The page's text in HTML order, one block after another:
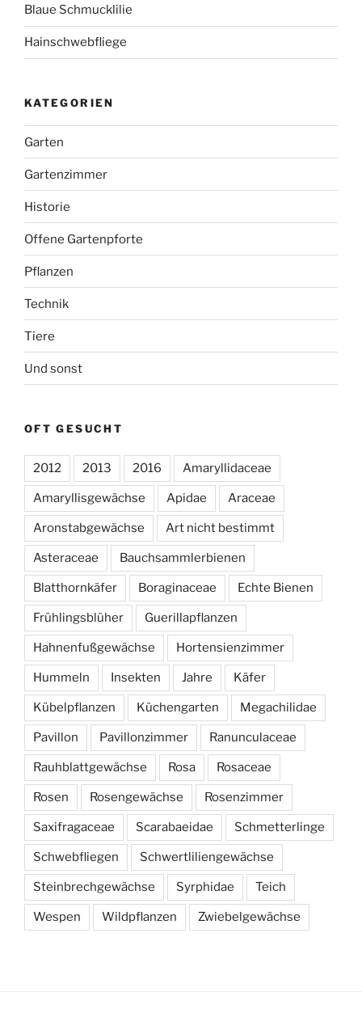
Blaue Schmucklilie
Hainschwebfliege
KATEGORIEN
Garten
Gartenzimmer
Historie
Offene Gartenpforte
Pflanzen
Technik
Tiere
Und sonst
OFT GESUCHT
2012 2013 2016 Amaryllidaceae
Amaryllisgewächse Apidae Araceae
Aronstabgewächse Art nicht bestimmt
Asteraceae Bauchsammlerbienen
Blatthornkäfer Boraginaceae Echte Bienen
Frühlingsblüher Guerillapflanzen
Hahnenfußgewächse Hortensienzimmer
Hummeln Insekten Jahre Käfer
Kübelpflanzen Küchengarten Megachilidae
Pavillon Pavillonzimmer Ranunculaceae
Rauhblattgewächse Rosa Rosaceae
Rosen Rosengewächse Rosenzimmer
Saxifragaceae Scarabaeidae Schmetterlinge
Schwebfliegen Schwertliliengewächse
Steinbrechgewächse Syrphidae Teich
Wespen Wildpflanzen Zwiebelgewächse